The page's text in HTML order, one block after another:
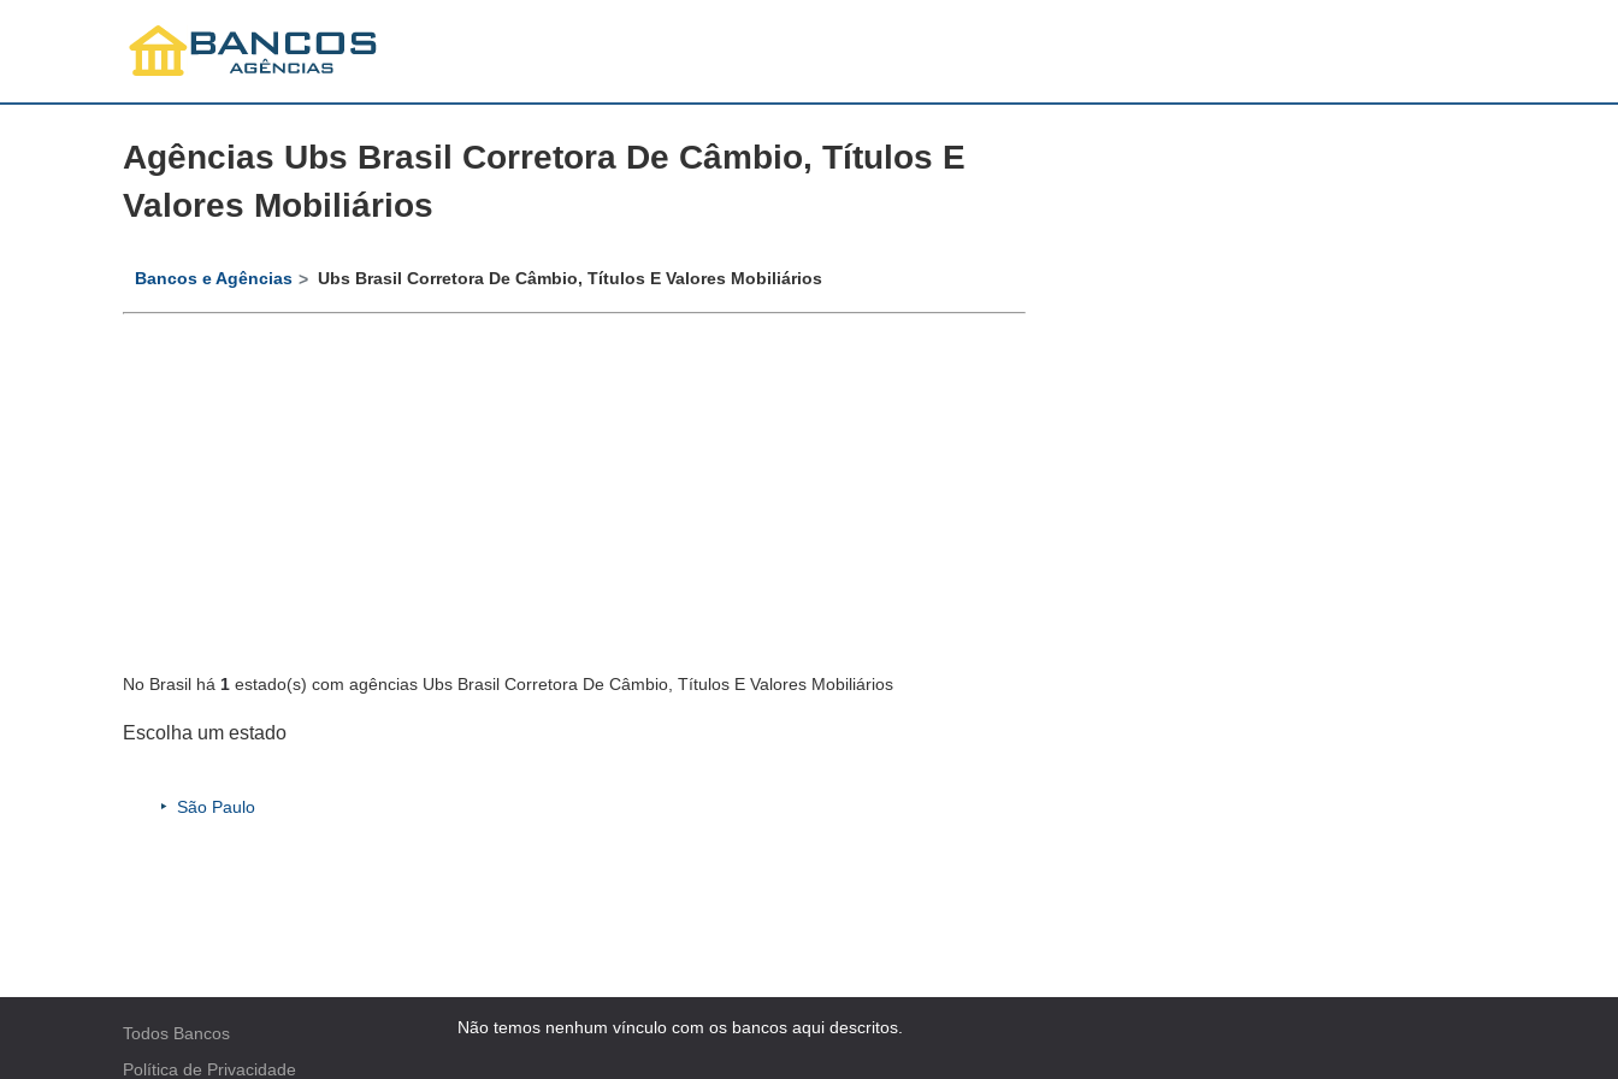
Agências Ubs Brasil Corretora De Câmbio, Títulos E
Valores Mobiliários
Bancos e Agências Ubs Brasil Corretora De Câmbio, Títulos E Valores Mobiliários
No Brasil há 1 estado(s) com agências Ubs Brasil Corretora De Câmbio, Títulos E Valores Mobiliários
Escolha um estado
São Paulo
Todos Bancos
Política de Privacidade
Não temos nenhum vínculo com os bancos aqui descritos.